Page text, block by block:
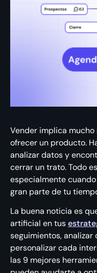
Vender implica
ofrecer un producto.
analizar datos y
cerrar un trato. Todo
especialmente
gran parte de tu
La buena noticia es
artificial en tus
seguimientos,
personalizar cada
las 9 mejores